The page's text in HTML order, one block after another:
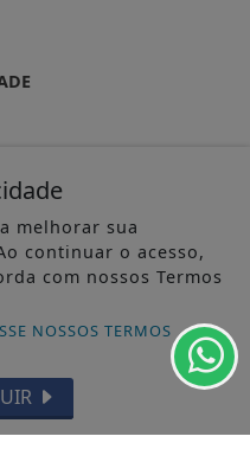
melhorar sua
continuar o acesso,
com nossos Termos
NOSSOS TERMOS